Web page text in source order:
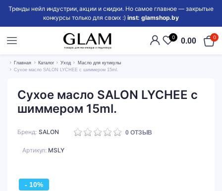
Тренды нейл индустрии, акции и скидки. Но самое главное — закрытые
конкурсы только для своих :) inst: glamshop.by
0 0.00 0
Главная Каталог Уход
Масло для кутикулы
Сухое масло SALON LYCHEE с шиммером 15ml.
Сухое масло SALON LYCHEE с
шиммером 15ml.
Бренд SALON 0ОТЗЫВ
Артикул: MSLY
- 10%